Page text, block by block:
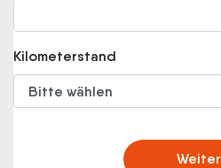
Kilometerstand
Weiter